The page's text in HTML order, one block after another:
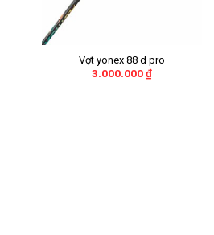
Vợt yonex 88 d pro
3.000.000₫